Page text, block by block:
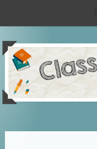
principal
Classe à